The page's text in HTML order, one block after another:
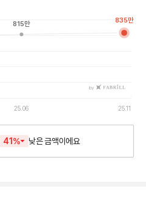
25.06 25.11
by
815만
835만
41 % 낮은금액이에요